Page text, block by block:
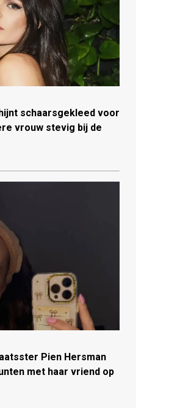
schaarsgekleed voor
vrouw stevig bij de
Pien Hersman
met haar vriend op